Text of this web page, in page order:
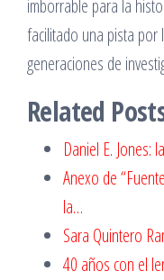
imborrable para la
facilitado una pista por
generaciones de
Related
Daniel E. Jones:
Anexo de
la…
Sara Quintero
40 años con el